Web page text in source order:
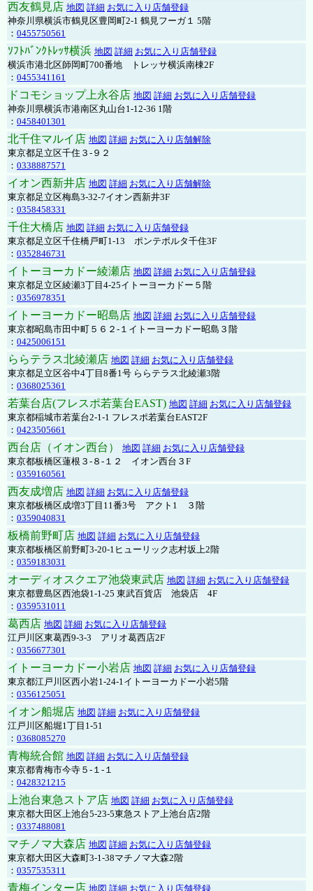
西友鶴見店 地図 詳細 お気に入り店舗登録
神奈川県横浜市鶴見区豊岡町2-1 鶴見フーガ１ 5階
： 0455750561
ｿﾌﾄﾊﾞﾝｸﾄﾚｯｻ横浜 地図 詳細 お気に入り店舗登録
横浜市港北区師岡町700番地 トレッサ横浜南棟2F
： 0455341161
ドコモショップ上永谷店 地図 詳細 お気に入り店舗登録
神奈川県横浜市港南区丸山台1-12-36 1階
： 0458401301
北千住マルイ店 地図 詳細 お気に入り店舗解除
東京都足立区千住３-９２
： 0338887571
イオン西新井店 地図 詳細 お気に入り店舗解除
東京都足立区梅島3-32-7イオン西新井3F
： 0358458331
千住大橋店 地図 詳細 お気に入り店舗登録
東京都足立区千住橋戸町1-13 ポンテポルタ千住3F
： 0352846731
イトーヨーカドー綾瀬店 地図 詳細 お気に入り店舗登録
東京都足立区綾瀬3丁目4-25イトーヨーカドー５階
： 0356978351
イトーヨーカドー昭島店 地図 詳細 お気に入り店舗登録
東京都昭島市田中町５６２-１イトーヨーカドー昭島３階
： 0425006151
ららテラス北綾瀬店 地図 詳細 お気に入り店舗登録
東京都足立区谷中4丁目8番1号 ららテラス北綾瀬3階
： 0368025361
若葉台店(フレスポ若葉台EAST) 地図 詳細 お気に入り店舗登録
東京都稲城市若葉台2-1-1 フレスポ若葉台EAST2F
： 0423505661
西台店（イオン西台） 地図 詳細 お気に入り店舗登録
東京都板橋区蓮根３-８-１２ イオン西台３F
： 0359160561
西友成増店 地図 詳細 お気に入り店舗登録
東京都板橋区成増3丁目11番3号 アクト1 ３階
： 0359040831
板橋前野町店 地図 詳細 お気に入り店舗登録
東京都板橋区前野町3-20-1ヒューリック志村坂上2階
： 0359183031
オーディオスクエア池袋東武店 地図 詳細 お気に入り店舗登録
東京都豊島区西池袋1-1-25 東武百貨店 池袋店 4F
： 0359531011
葛西店 地図 詳細 お気に入り店舗登録
江戸川区東葛西9-3-3 アリオ葛西店2F
： 0356677301
イトーヨーカドー小岩店 地図 詳細 お気に入り店舗登録
東京都江戸川区西小岩1-24-1イトーヨーカドー小岩5階
： 0356125051
イオン船堀店 地図 詳細 お気に入り店舗登録
江戸川区船堀1丁目1-51
： 0368085270
青梅統合館 地図 詳細 お気に入り店舗登録
東京都青梅市今寺５-１-１
： 0428321215
上池台東急ストア店 地図 詳細 お気に入り店舗登録
東京都大田区上池台5-23-5東急ストア上池台店2階
： 0337488081
マチノマ大森店 地図 詳細 お気に入り店舗登録
東京都大田区大森町3-1-38マチノマ大森2階
： 0357535311
青梅インター店 地図 詳細 お気に入り店舗登録